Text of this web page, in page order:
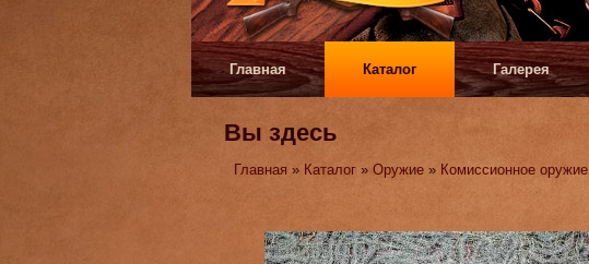
Главная Каталог Галерея
Вы здесь
Главная » Каталог »Оружие » Комиссионное оружие